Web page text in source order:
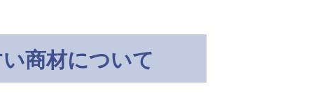
商材について